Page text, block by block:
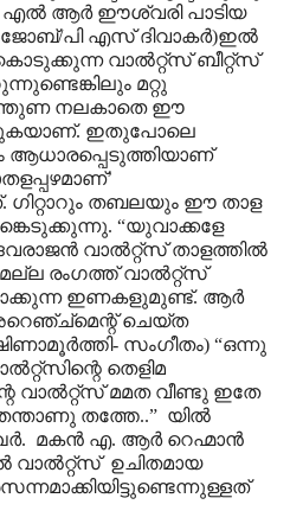
എൽ ആർ ഈശ്വരി പാടിയ
ജോബ്/പി എസ് ദിവാകർ)ഇൽ
കൊടുക്കുന്ന വാൽറ്റ്സ് ബീറ്റ്സ്
മറ്റു
നലകാതെ ഈ
ഇതുപോലെ
ആധാരപ്പെടുത്തിയാണ്
ഗിറ്റാറും തബലയും ഈ താള
“യുവാക്കളേ
വാൽറ്റ്സ് താളത്തിൽ
രംഗത്ത് വാൽറ്റ്സ്
ഇണകളുമുണ്ട്. ആർ
ചെയ്ത
സംഗീതം) “ഒന്നു
തെളിമ
വാൽറ്റ്സ് മമത വീണ്ടു ഇതേ
തത്തേ..” യിൽ
മകൻ എ. ആർ റെഹ്മാൻ
വാൽറ്റ്സ് ഉചിതമായ